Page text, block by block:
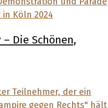
Die Schönen,